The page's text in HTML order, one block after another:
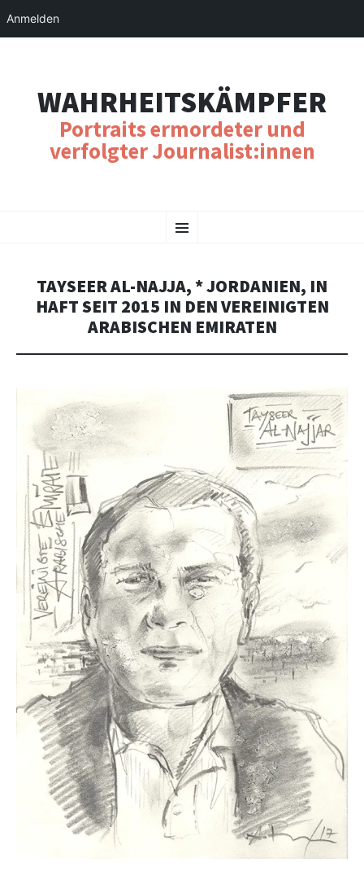
WAHRHEITSKÄMPFER
Portraits ermordeter und
verfolgter Journalist:innen
Menu
TO
TAYSEER AL-NAJJA, * JORDANIEN, IN
HAFT SEIT 2015 IN DEN VEREINIGTEN
ARABISCHEN EMIRATEN
Anmelden